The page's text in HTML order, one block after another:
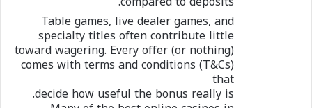
Table games, live dealer games, and
specialty titles often contribute little
(or nothing) toward wagering. Every offer
comes with terms and conditions (T&Cs)
that
decide how useful the bonus really is.